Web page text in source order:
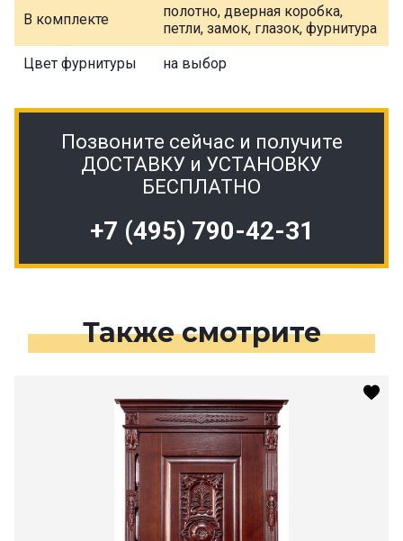
В комплекте
полотно, дверная коробка,
петли, замок, глазок, фурнитура
Цвет фурнитуры на выбор
Позвоните сейчас и получите
ДОСТАВКУ и УСТАНОВКУ
БЕСПЛАТНО
+7 (495) 790-42-31
Также смотрите